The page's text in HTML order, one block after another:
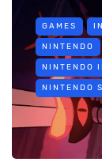
GAMES
NINTENDO
NINTENDO
NINTENDO